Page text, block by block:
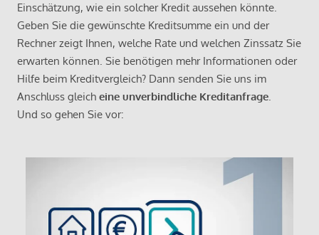
Einschätzung, wie ein solcher Kredit aussehen könnte.
Geben Sie die gewünschte Kreditsumme ein und der
Rechner zeigt Ihnen, welche Rate und welchen Zinssatz Sie
erwarten können. Sie benötigen mehr Informationen oder
Hilfe beim Kreditvergleich? Dann senden Sie uns im
Anschluss gleich eine unverbindliche Kreditanfrage.
Und so gehen Sie vor: